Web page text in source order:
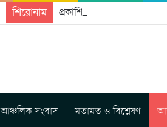
শিরোনাম প্রকাশিত হতে যাচ্ছে দি
আঞ্চলিক সংবাদ মতামত ও বিশ্লেষণ